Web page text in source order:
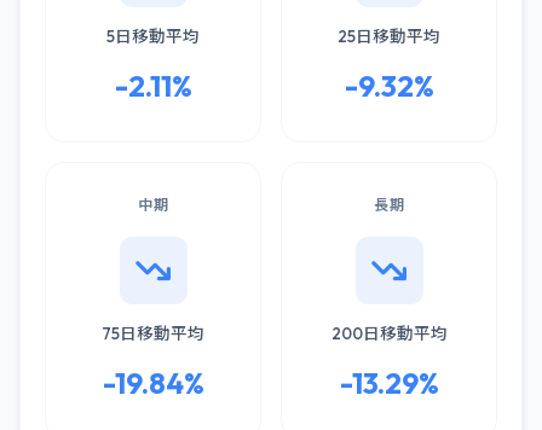
5日移動平均
-2.11%
25日移動平均
-9.32%
中期
75日移動平均
-19.84%
長期
200日移動平均
-13.29%